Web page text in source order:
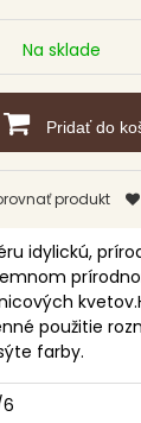
Na sklade
Pridať do
produkt
idylickú,
použitie
farby.